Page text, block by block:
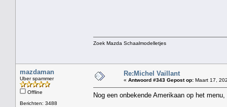
Zoek Mazda Schaalmodelletjes
mazdaman
Uber spammer
Offline
Berichten: 3488
Re:Michel Vaillant
« Antwoord #343 Gepost op: Maart 17,
Nog een onbekende Amerikaan op het menu,